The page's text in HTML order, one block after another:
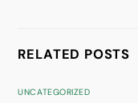
RELATED POSTS
UNCATEGORIZED